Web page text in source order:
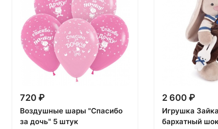
720 ₽
Воздушные шары "Спасибо
за дочь" 5 штук
2 600 ₽
Игрушка
бархатный